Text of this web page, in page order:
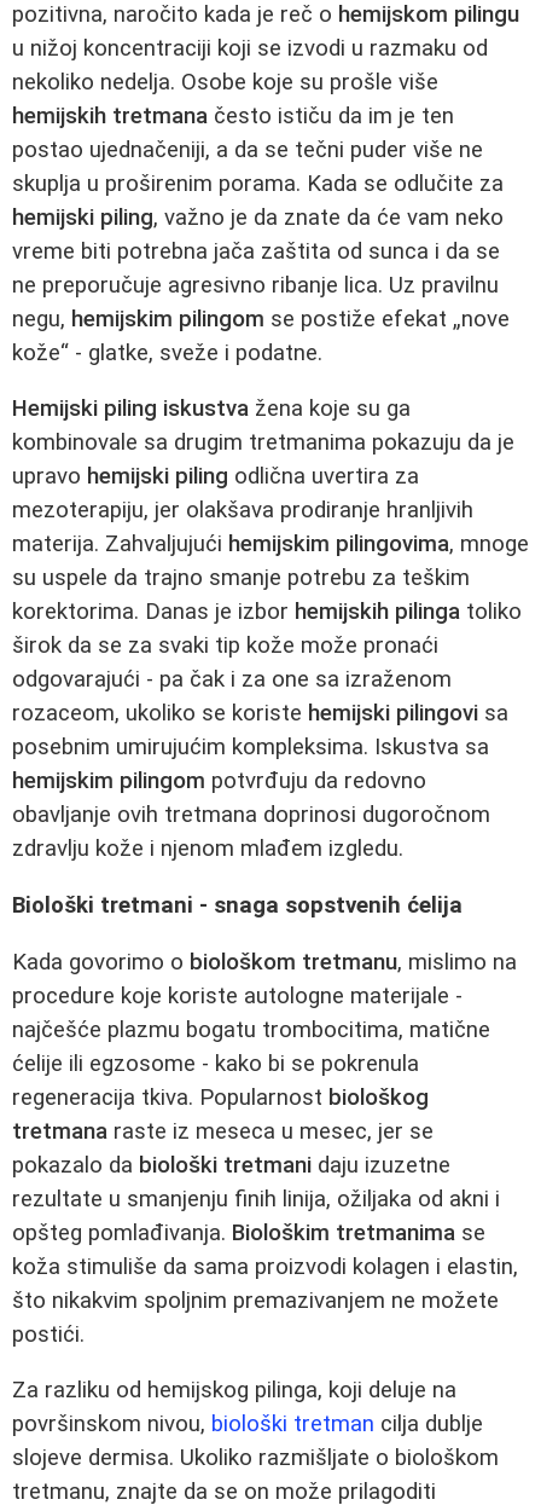
pozitivna, naročito kada je reč o hemijskom pilingu
u nižoj koncentraciji koji se izvodi u razmaku od
nekoliko nedelja. Osobe koje su prošle više
hemijskih tretmana često ističu da im je ten
postao ujednačeniji, a da se tečni puder više ne
skuplja u proširenim porama. Kada se odlučite za
hemijski piling, važno je da znate da će vam neko
vreme biti potrebna jača zaštita od sunca i da se
ne preporučuje agresivno ribanje lica. Uz pravilnu
negu, hemijskim pilingom se postiže efekat „nove
kože“ - glatke, sveže i podatne.
Hemijski piling iskustva žena koje su ga
kombinovale sa drugim tretmanima pokazuju da je
upravo hemijski piling odlična uvertira za
mezoterapiju, jer olakšava prodiranje hranljivih
materija. Zahvaljujući hemijskim pilingovima, mnoge
su uspele da trajno smanje potrebu za teškim
korektorima. Danas je izbor hemijskih pilinga toliko
širok da se za svaki tip kože može pronaći
odgovarajući - pa čak i za one sa izraženom
rozaceom, ukoliko se koriste hemijski pilingovi sa
posebnim umirujućim kompleksima. Iskustva sa
hemijskim pilingom potvrđuju da redovno
obavljanje ovih tretmana doprinosi dugoročnom
zdravlju kože i njenom mlađem izgledu.
Biološki tretmani - snaga sopstvenih ćelija
Kada govorimo o biološkom tretmanu, mislimo na
procedure koje koriste autologne materijale -
najčešće plazmu bogatu trombocitima, matične
ćelije ili egzosome - kako bi se pokrenula
regeneracija tkiva. Popularnost biološkog
tretmana raste iz meseca u mesec, jer se
pokazalo da biološki tretmani daju izuzetne
rezultate u smanjenju finih linija, ožiljaka od akni i
opšteg pomlađivanja. Biološkim tretmanima se
koža stimuliše da sama proizvodi kolagen i elastin,
što nikakvim spoljnim premazivanjem ne možete
postići.
Za razliku od hemijskog pilinga, koji deluje na
površinskom nivou, biološki tretman cilja dublje
slojeve dermisa. Ukoliko razmišljate o biološkom
tretmanu, znajte da se on može prilagoditi